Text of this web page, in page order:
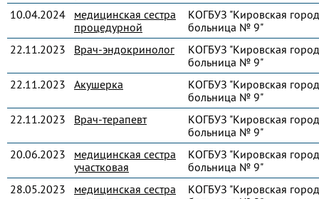
10.04.2024
медицинская сестра
процедурной
КОГБУЗ "Кировская
больница № 9"
22.11.2023
Врач-эндокринолог
КОГБУЗ "Кировская
больница № 9"
22.11.2023
Акушерка
КОГБУЗ "Кировская
больница № 9"
22.11.2023
Врач-терапевт
КОГБУЗ "Кировская
больница № 9"
20.06.2023
медицинская сестра
участковая
КОГБУЗ "Кировская
больница № 9"
28.05.2023
медицинская сестра
КОГБУЗ "Кировская